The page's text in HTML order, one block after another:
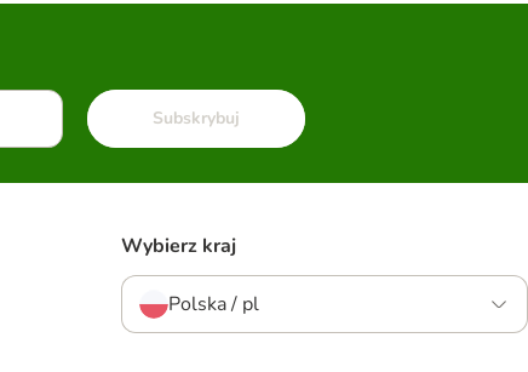
Subskrybuj
Wybierz kraj
Polska / pl